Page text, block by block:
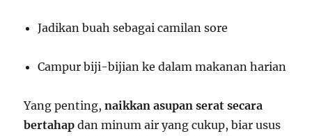
Jadikan buah sebagai camilan sore
Campur biji-bijian ke dalam makanan harian
Yang penting,naikkan asupan serat secara
bertahap dan minum air yang cukup, biar usus